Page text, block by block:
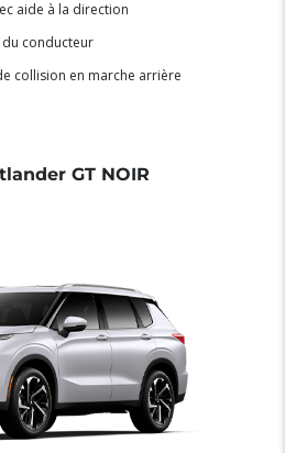
aide à la direction
du conducteur
collision en marche arrière
GT NOIR